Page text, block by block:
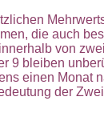
die auch
von
9 bleiben
einen Monat
der